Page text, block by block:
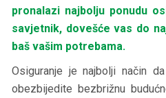
pronalazi najbolju ponudu
savjetnik, dovešće vas do
baš vašim potrebama.
Osiguranje je najbolji način
obezbijedite bezbrižnu